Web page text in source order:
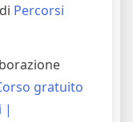
di Percorsi
gratuito
|